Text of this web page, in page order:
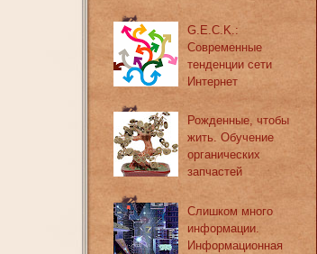
G.E.C.K.:
Современные
тенденции сети
Интернет
Рожденные, чтобы
жить. Обучение
органических
запчастей
Слишком много
информации.
Информационная